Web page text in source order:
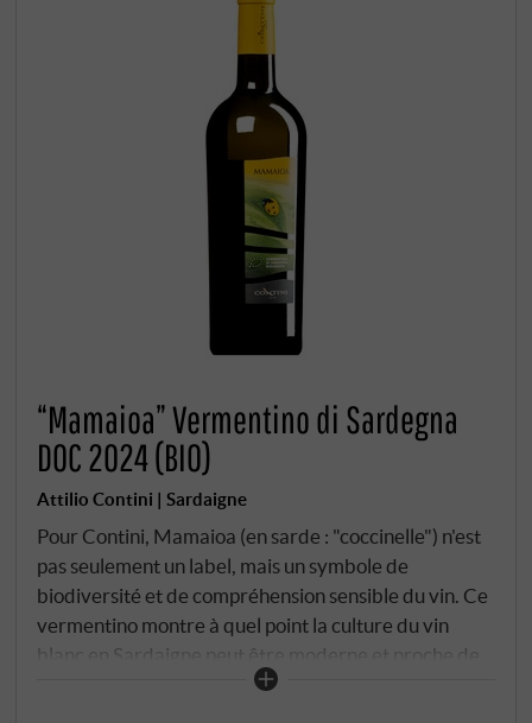
“Mamaioa” Vermentino di Sardegna
DOC 2024 (BIO)
Attilio Contini | Sardaigne
Pour Contini, Mamaioa (en sarde : "coccinelle") n'est
pas seulement un label, mais un symbole de
biodiversité et de compréhension sensible du vin. Ce
vermentino montre à quel point la culture du vin
blanc en Sardaigne peut être moderne et proche de
la nature, tout en étant claire, fraîche et